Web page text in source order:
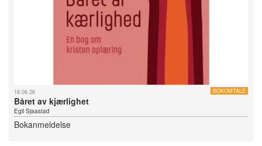
18.06.26 BOKOMTALE
Båret av kjærlighet
Egil Sjaastad
Bokanmeldelse